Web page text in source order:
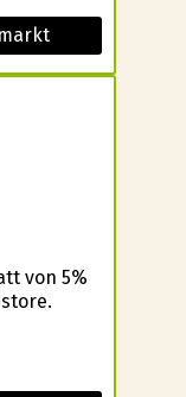
von 5%